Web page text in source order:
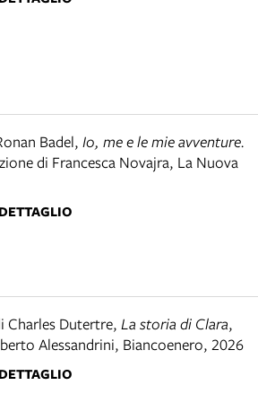
Badel, Io, me e le mie avventure.
di Francesca Novajra, La Nuova
Charles Dutertre, La storia di Clara,
Alessandrini, Biancoenero, 2026